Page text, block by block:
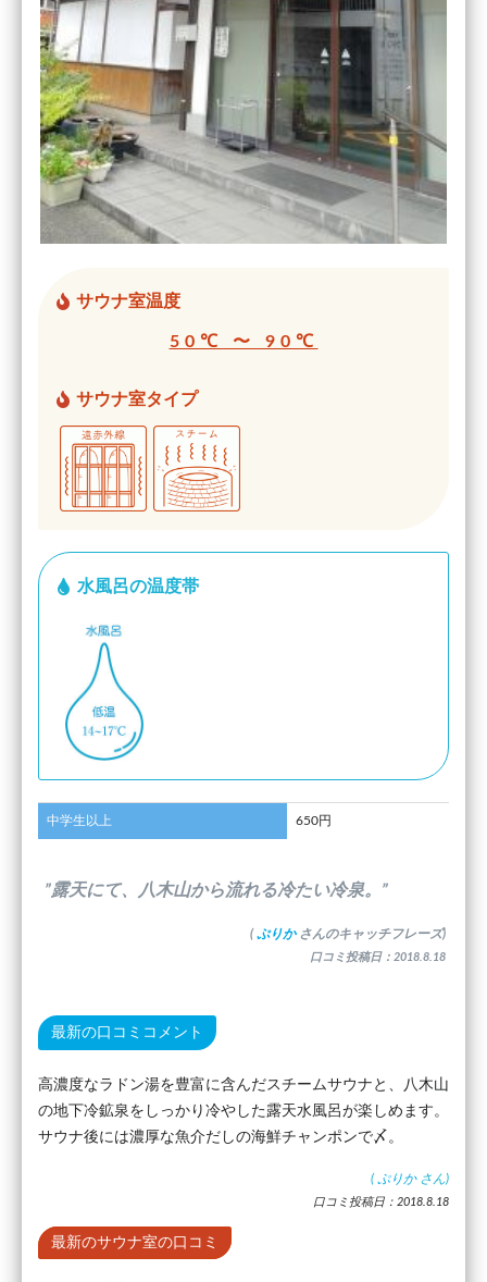
サウナ室温度
50℃ 〜 90℃
サウナ室タイプ
水風呂の温度帯
中学生以上 650円
”露天にて、八木山から流れる冷たい冷泉。”
( ぷりか さんのキャッチフレーズ)
口コミ投稿日：2018.8.18
最新の口コミコメント
高濃度なラドン湯を豊富に含んだスチームサウナと、八木山
の地下冷鉱泉をしっかり冷やした露天水風呂が楽しめます。
サウナ後には濃厚な魚介だしの海鮮チャンポンで〆。
( ぷりか さん)
口コミ投稿日：2018.8.18
最新のサウナ室の口コミ